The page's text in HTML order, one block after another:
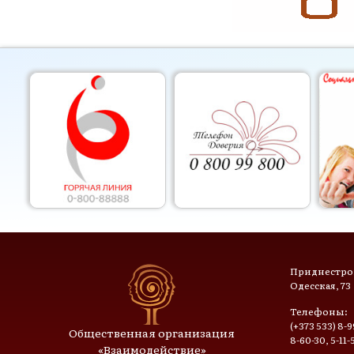
Общественная организация
«Взаимодействие»
Одесская, 73
Телефоны:
(+373 533) 8-
8-60-30, 5-11-